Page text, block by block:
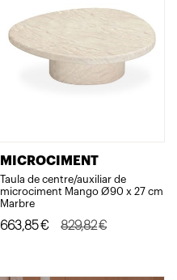
MICROCIMENT
Taula de centre/auxiliar de
microciment Mango Ø90 x 27 cm
Marbre
829,82€
El
663,85€
El